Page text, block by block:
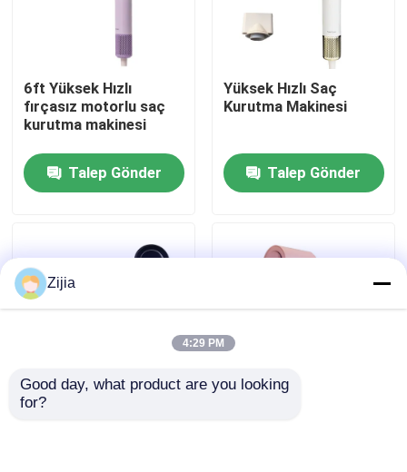
Hakkımızda
Fabrika turu
Bize Ulaşın
Yüksek Hızlı Fırçasız Motor
6ft Yüksek Hızlı
fırçasız motorlu saç
kurutma makinesi
Talep Gönder
Yüksek Hızlı Saç
Kurutma Makinesi
Talep Gönder
2000W Yüksek Hızlı
Zijia
4:29 PM
Good day, what product are you looking
for?